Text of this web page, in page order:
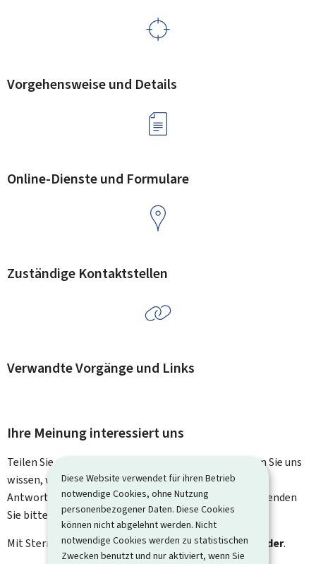
Diese Website verwendet für ihren Betrieb
notwendige Cookies, ohne Nutzung
personenbezogener Daten. Diese Cookies
können nicht abgelehnt werden. Nicht
notwendige Cookies werden zu statistischen
Zwecken benutzt und nur aktiviert, wenn Sie
Vorgehensweise und Details
Online-Dienste und Formulare
Zuständige Kontaktstellen
Verwandte Vorgänge und Links
Ihre Meinung interessiert uns
Teilen Sie uns Ihre Meinung zu dieser Seite mit. Lassen Sie uns
wissen, was wir verbessern können. Sie erhalten keine
Antwort auf Ihr Feedback. Für spezifische Fragen verwenden
Sie bitte das Kontaktformular.
Mit Stern gekennzeichnete Felder ( * ) sindPflichtfelder.